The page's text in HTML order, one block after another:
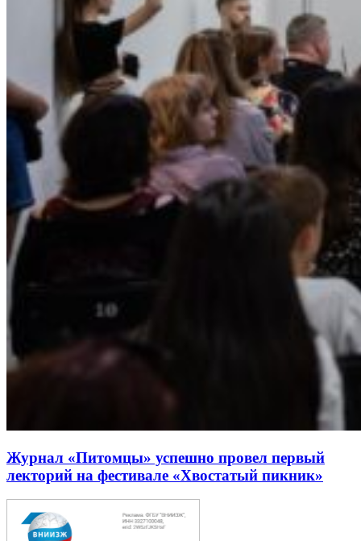
Журнал «Питомцы» успешно провел первый
лекторий на фестивале «Хвостатый пикник»